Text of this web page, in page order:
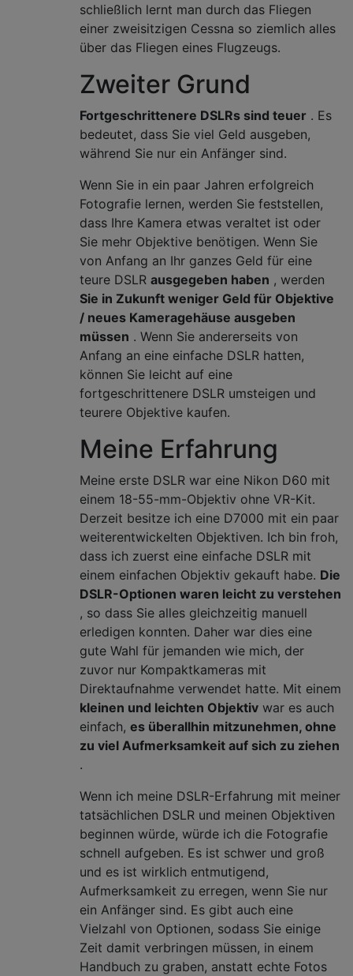
schließlich lernt man durch das Fliegen
einer zweisitzigen Cessna so ziemlich alles
über das Fliegen eines Flugzeugs.
Zweiter Grund
Fortgeschrittenere DSLRs sind teuer . Es
bedeutet, dass Sie viel Geld ausgeben,
während Sie nur ein Anfänger sind.
Wenn Sie in ein paar Jahren erfolgreich
Fotografie lernen, werden Sie feststellen,
dass Ihre Kamera etwas veraltet ist oder
Sie mehr Objektive benötigen. Wenn Sie
von Anfang an Ihr ganzes Geld für eine
teure DSLR ausgegeben haben , werden
Sie in Zukunft weniger Geld für Objektive
/ neues Kameragehäuse ausgeben
müssen . Wenn Sie andererseits von
Anfang an eine einfache DSLR hatten,
können Sie leicht auf eine
fortgeschrittenere DSLR umsteigen und
teurere Objektive kaufen.
Meine Erfahrung
Meine erste DSLR war eine Nikon D60 mit
einem 18-55-mm-Objektiv ohne VR-Kit.
Derzeit besitze ich eine D7000 mit ein paar
weiterentwickelten Objektiven. Ich bin froh,
dass ich zuerst eine einfache DSLR mit
einem einfachen Objektiv gekauft habe. Die
DSLR-Optionen waren leicht zu verstehen
, so dass Sie alles gleichzeitig manuell
erledigen konnten. Daher war dies eine
gute Wahl für jemanden wie mich, der
zuvor nur Kompaktkameras mit
Direktaufnahme verwendet hatte. Mit einem
kleinen und leichten Objektiv war es auch
einfach, es überallhin mitzunehmen, ohne
zu viel Aufmerksamkeit auf sich zu ziehen
.
Wenn ich meine DSLR-Erfahrung mit meiner
tatsächlichen DSLR und meinen Objektiven
beginnen würde, würde ich die Fotografie
schnell aufgeben. Es ist schwer und groß
und es ist wirklich entmutigend,
Aufmerksamkeit zu erregen, wenn Sie nur
ein Anfänger sind. Es gibt auch eine
Vielzahl von Optionen, sodass Sie einige
Zeit damit verbringen müssen, in einem
Handbuch zu graben, anstatt echte Fotos